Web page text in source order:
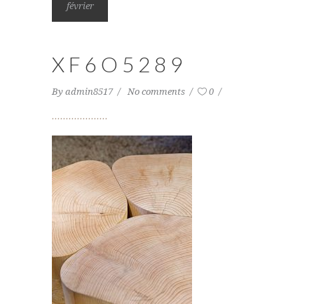
février
XF6O5289
By admin8517 No comments 0